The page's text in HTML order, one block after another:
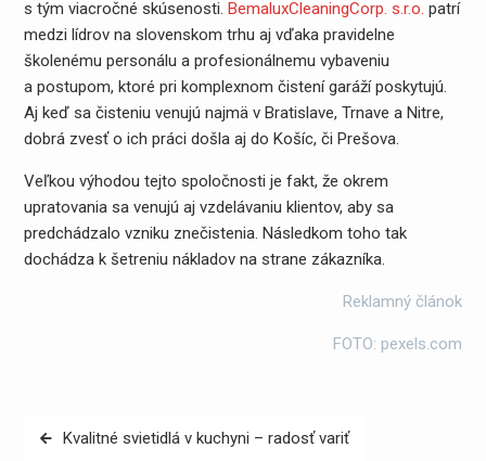
s tým viacročné skúsenosti. BemaluxCleaningCorp. s.r.o. patrí
medzi lídrov na slovenskom trhu aj vďaka pravidelne
školenému personálu a profesionálnemu vybaveniu
a postupom, ktoré pri komplexnom čistení garáží poskytujú.
Aj keď sa čisteniu venujú najmä v Bratislave, Trnave a Nitre,
dobrá zvesť o ich práci došla aj do Košíc, či Prešova.
Veľkou výhodou tejto spoločnosti je fakt, že okrem
upratovania sa venujú aj vzdelávaniu klientov, aby sa
predchádzalo vzniku znečistenia. Následkom toho tak
dochádza k šetreniu nákladov na strane zákazníka.
Reklamný článok
FOTO: pexels.com
Navigácia
Kvalitné svietidlá v kuchyni – radosť variť